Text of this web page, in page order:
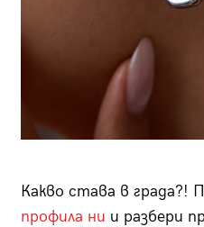
Какво става в града?!
профила ни и разбери